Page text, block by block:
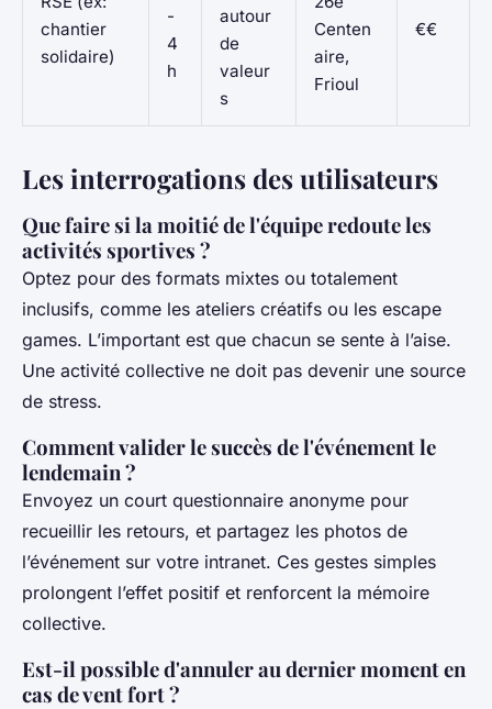
chantier
solidaire)
-
4
h
autour
de
valeur
s
Centen
aire,
Frioul
€€
Les interrogations des utilisateurs
Que faire si la moitié de l'équipe redoute les
activités sportives ?
Optez pour des formats mixtes ou totalement
inclusifs, comme les ateliers créatifs ou les escape
games. L’important est que chacun se sente à l’aise.
Une activité collective ne doit pas devenir une source
de stress.
Comment valider le succès de l'événement le
lendemain ?
Envoyez un court questionnaire anonyme pour
recueillir les retours, et partagez les photos de
l’événement sur votre intranet. Ces gestes simples
prolongent l’effet positif et renforcent la mémoire
collective.
Est-il possible d'annuler au dernier moment en
cas de vent fort ?